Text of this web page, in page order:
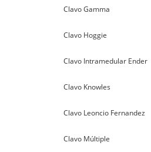
Clavo Gamma
Clavo Hoggie
Clavo Intramedular Ender
Clavo Knowles
Clavo Leoncio Fernandez
Clavo Múltiple